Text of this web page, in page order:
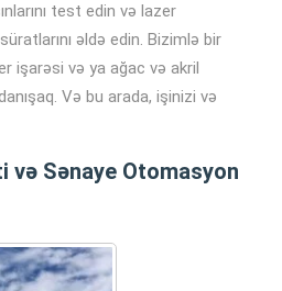
test edin və lazer
əldə edin. Bizimlə bir
işarəsi və ya ağac və akril
Və bu arada, işinizi və
və Sənaye Otomasyon